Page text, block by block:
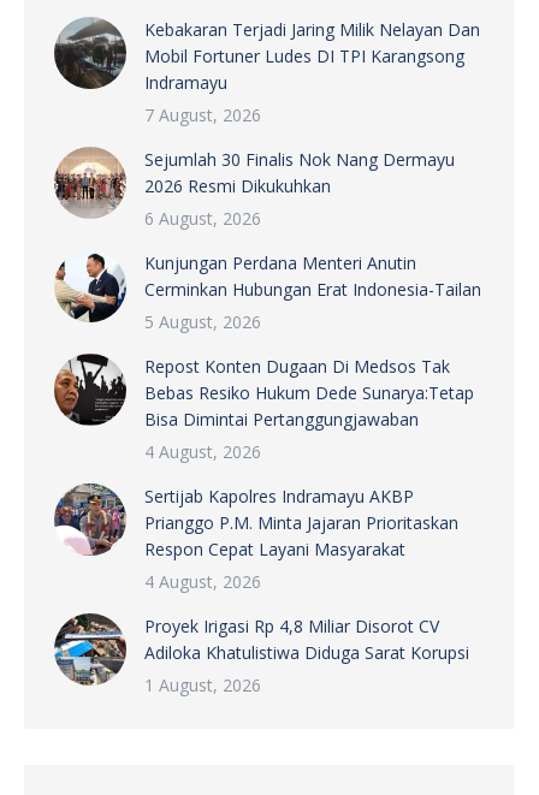
Kebakaran Terjadi Jaring Milik Nelayan Dan
Mobil Fortuner Ludes DI TPI Karangsong
Indramayu
7 August, 2026
Sejumlah 30 Finalis Nok Nang Dermayu
2026 Resmi Dikukuhkan
6 August, 2026
Kunjungan Perdana Menteri Anutin
Cerminkan Hubungan Erat Indonesia-Tailan
5 August, 2026
Repost Konten Dugaan Di Medsos Tak
Bebas Resiko Hukum Dede Sunarya:Tetap
Bisa Dimintai Pertanggungjawaban
4 August, 2026
Sertijab Kapolres Indramayu AKBP
Prianggo P.M. Minta Jajaran Prioritaskan
Respon Cepat Layani Masyarakat
4 August, 2026
Proyek Irigasi Rp 4,8 Miliar Disorot CV
Adiloka Khatulistiwa Diduga Sarat Korupsi
1 August, 2026